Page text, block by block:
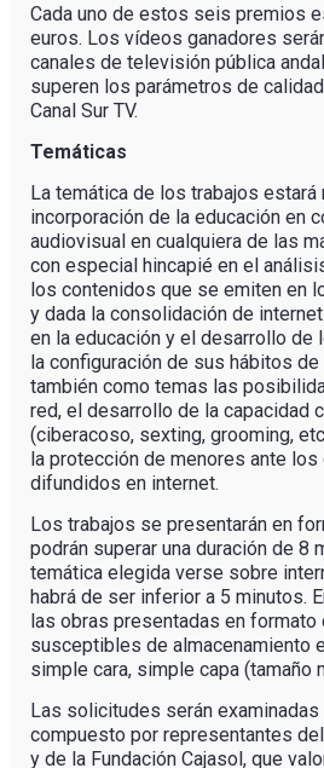
Cada uno de estos seis premios
euros. Los vídeos ganadores
canales de televisión pública
superen los parámetros de
Canal Sur TV.
Temáticas
La temática de los trabajos estará
incorporación de la educación en
audiovisual en cualquiera de las
con especial hincapié en el
los contenidos que se emiten en
y dada la consolidación de
en la educación y el desarrollo de
la configuración de sus hábitos
también como temas las
red, el desarrollo de la capacidad
(ciberacoso, sexting, grooming,
la protección de menores ante los
difundidos en internet.
Los trabajos se presentarán en
podrán superar una duración de 8
temática elegida verse sobre
habrá de ser inferior a 5 minutos.
las obras presentadas en
susceptibles de almacenamiento
simple cara, simple capa (tamaño
Las solicitudes serán examinadas
compuesto por representantes
y de la Fundación Cajasol, que